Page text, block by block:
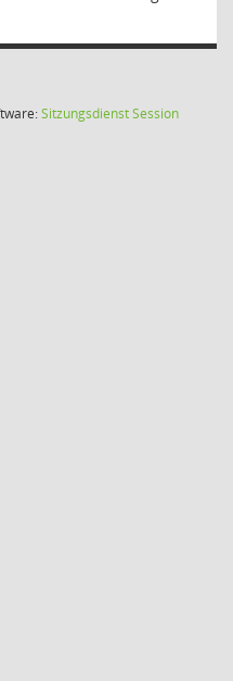
SitzungsdienstSession(Wird in